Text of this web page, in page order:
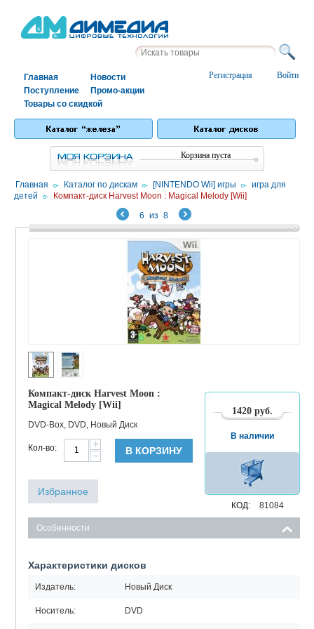
Войти
Регистрация
Главная
Новости
Поступление
Промо-акции
Товары со скидкой
Корзина пуста
Главная / Каталог по дискам / [NINTENDO Wii] игры /
игра для
детей / Компакт-диск Harvest Moon : Magical Melody [Wii]
6 из 8
Компакт-диск Harvest Moon :
Magical Melody [Wii]
DVD-Box, DVD, Новый Диск
1420 руб.
КОД: 81084
В наличии
Кол-во:
+
−
В КОРЗИНУ
Избранное
Особенности
Характеристики дисков
Издатель: Новый Диск
Носитель: DVD